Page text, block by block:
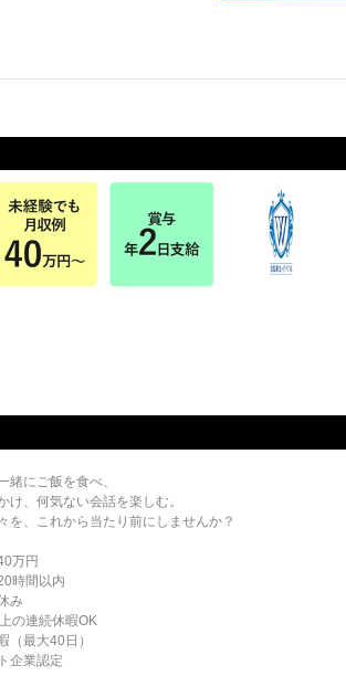
緒にご飯を食べ、
け、何気ない会話を楽しむ。
を、これから当たり前にしませんか？
万円
時間以内
み
の連続休暇OK
（最大40日）
企業認定